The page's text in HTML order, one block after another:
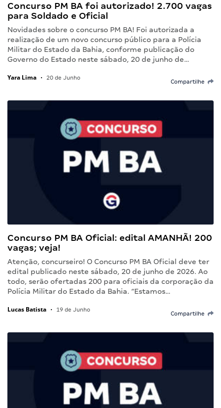
Concurso PM BA foi autorizado! 2.700 vagas
para Soldado e Oficial
Novidades sobre o concurso PM BA! Foi autorizada a
realização de um novo concurso público para a Polícia
Militar do Estado da Bahia, conforme publicação do
Governo do Estado neste sábado, 20 de junho de…
Yara Lima • 20 de Junho
Compartilhe
Concurso PM BA Oficial: edital AMANHÃ! 200
vagas; veja!
Atenção, concurseiro! O Concurso PM BA Oficial deve ter
edital publicado neste sábado, 20 de junho de 2026. Ao
todo, serão ofertadas 200 para oficiais da corporação da
Polícia Militar do Estado da Bahia. “Estamos…
Lucas Batista • 19 de Junho
Compartilhe